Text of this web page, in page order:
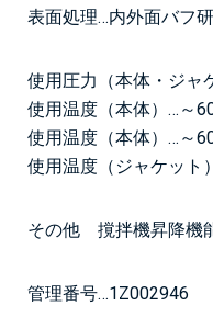
表面処理…内外面バフ
使用圧力（本体・ジャ
使用温度（本体）…～
使用温度（本体）…～
使用温度（ジャケット
その他 撹拌機昇降機
管理番号…1Z002946